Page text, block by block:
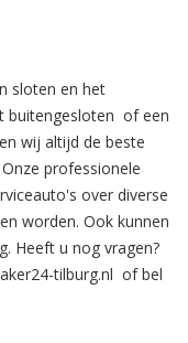
sloten en het
buitengesloten of een
wij altijd de beste
professionele
over diverse
worden. Ook kunnen
. Heeft u nog vragen?
tilburg.nl of bel